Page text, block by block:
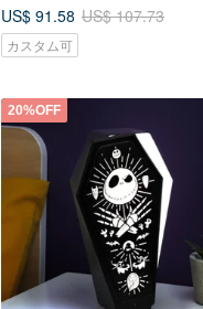
US$ 91.58 US$ 107.73
カスタム可
20%OFF